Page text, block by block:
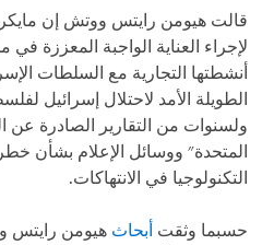
قالت هيومن رايتس ووتش إن
لإجراء العناية الواجبة المعززة
أنشطتها التجارية مع السلطات
الطويلة الأمد لاحتلال إسرائيل
ولسنوات من التقارير الصادرة عن
المتحدة" ووسائل الإعلام بشأن
التكنولوجيا في الانتهاكات.
حسبما وثقت أبحاث هيومن رايتس